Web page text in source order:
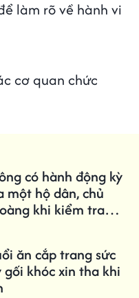
làm rõ về hành vi
cơ quan chức
có hành động kỳ
một hộ dân, chủ
khi kiểm tra
ăn cắp trang sức
khóc xin tha khi